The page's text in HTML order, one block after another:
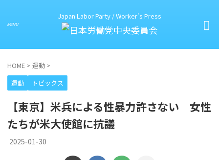
Japan Labor Party / Worker's Press
HOME > 運動 >
運動
トピックス
【東京】米兵による性暴力許さない 女性
たちが米大使館に抗議
2025-01-30